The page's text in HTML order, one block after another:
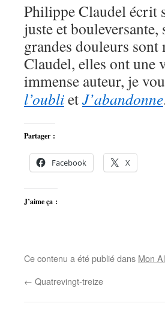
Philippe Claudel écrit
juste et
grandes douleurs
Claudel, elles ont une
immense auteur, je
l’oublietJ’abandonne
Partager :
Facebook X
J’aime ça :
Ce contenu a été publié dans Mon
← Quatrevingt-treize